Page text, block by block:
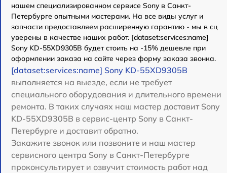
нашем специализированном сервисе Sony в Санкт-
Петербурге опытными мастерами. На все виды услуг и
запчасти предоставляем расширенную гарантию - мы в сц
уверены в качестве наших работ. [dataset:services:name]
Sony KD-55XD9305B будет стоить на -15% дешевле при
оформлении заказа на сайте через форму заказа звонка.
[dataset:services:name] Sony KD-55XD9305B
выполняется на выезде, если не требует
специального оборудования и длительного времени
ремонта. В таких случаях наш мастер доставит Sony
KD-55XD9305B в сервис-центр Sony в Санкт-
Петербурге и доставит обратно.
Закажите звонок или позвоните и наш мастер
сервисного центра Sony в Санкт-Петербурге
проконсультирует и озвучит стоимость работ над